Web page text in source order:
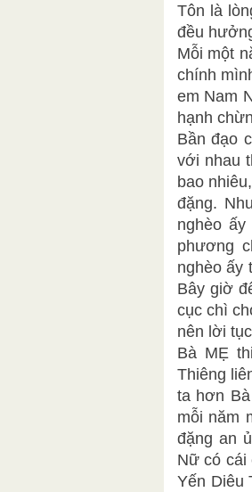
Tôn là
đều
Mỗi một
chính
em Nam
hạnh
Bần đạo
với nhau
bao
đặng.
nghèo
phương
nghèo ấy
Bây giờ
cục chì
nên lời
Bà MẸ
Thiêng
ta hơn
mỗi năm
đặng an
Nữ có cái
Yến Diêu